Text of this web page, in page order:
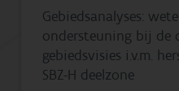
Gebiedsanalyses:
ondersteuning bij de
gebiedsvisies i.v.m.
SBZ-H deelzone